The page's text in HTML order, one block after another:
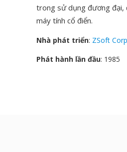
trong sử dụng đương đại,
máy tính cổ điển.
Nhà phát triển: ZSoft
Phát hành lần đầu: 1985